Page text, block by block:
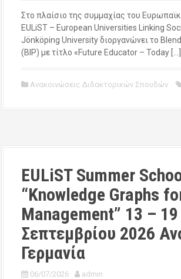
Στο πλαίσιο της συμμαχίας του
EULiST – European Universities Linking
Jönköping University διοργανώνει το
(BIP) με τίτλο «Future Educator – Today […]
Ανακοινώσεις Διδακτορικών Σπουδών
EULiST Summer
“Knowledge Graphs
Management” 13 – 19
Σεπτεμβρίου 2026
Γερμανία
06/07/2026 admin